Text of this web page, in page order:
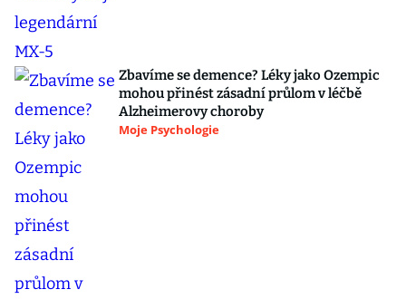
Zbavíme se demence? Léky jako Ozempic
mohou přinést zásadní průlom v léčbě
Alzheimerovy choroby
Moje Psychologie